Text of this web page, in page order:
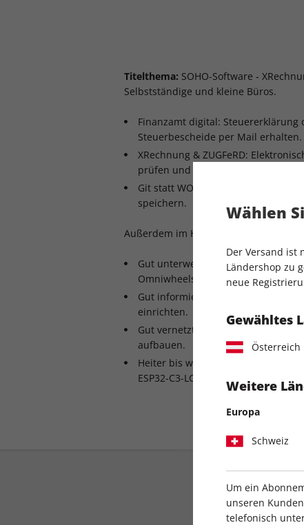
Titelthema: SOHO-Software -
Selbstständige und kleine Büros.
Finanzamt digital:
Steuerbescheide per Mail erhalten.
XRechnung & ZUGFeRD:
prüfen und selbst ausstellen.
Git statt WORM: Wichtige
speichern.
Außerdem im Heft:
Gut unterwegs: Autonomer
Omniwheels.
Gut informiert: Minimalistisches
einrichten.
Gut vernetzt: Captive Portal für das
aufbauen.
Heiter bis wolkig: Wetterabfrage
ESP32-C3-LCDkit.
Wählen
Der Versand ist
Ländershop zu
neue
Gewähltes
Österreich
Weitere
Europa
Schweiz
Um ein
unseren
telefonisch